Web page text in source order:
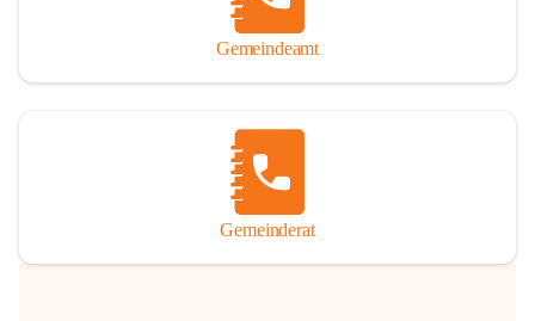
Gemeindeamt
Gemeinderat